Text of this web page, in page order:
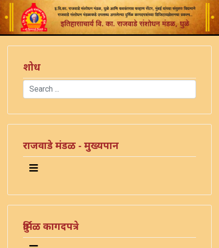
शोध
Search
राजवाडे मंडळ - मुख्यपान
दुर्मिळ कागदपत्रे